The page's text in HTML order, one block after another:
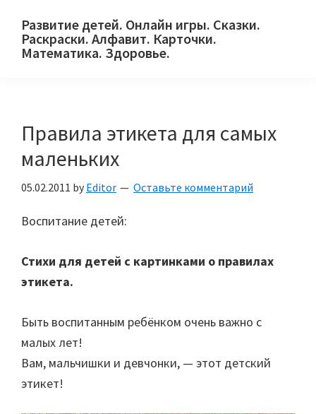
primary
main
primary
Развитие детей. Онлайн игры. Сказки.
Раскраски. Алфавит. Карточки.
Математика. Здоровье.
и
их
Правила этикета для самых
маленьких
05.02.2011 by Editor Оставьте комментарий
Воспитание детей:
Стихи для детей с картинками о правилах
этикета.
Быть воспитанным ребёнком очень важно с
малых лет!
Вам, мальчишки и девчонки, — этот детский
этикет!